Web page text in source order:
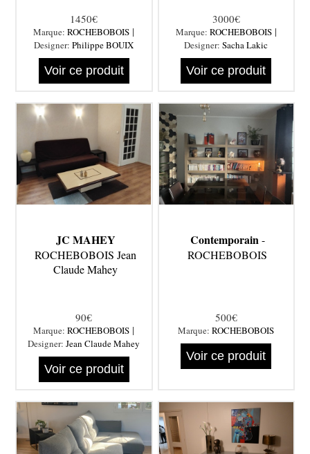
1450€
Marque:ROCHEBOBOIS |
Designer:Philippe BOUIX
Voir ce produit
3000€
Marque: ROCHEBOBOIS|
Designer:Sacha Lakic
Voir ce produit
JC MAHEY
ROCHEBOBOIS Jean
Claude Mahey
90€
Marque:ROCHEBOBOIS |
Designer:Jean Claude Mahey
Voir ce produit
Contemporain -
ROCHEBOBOIS
500€
Marque:ROCHEBOBOIS
Voir ce produit